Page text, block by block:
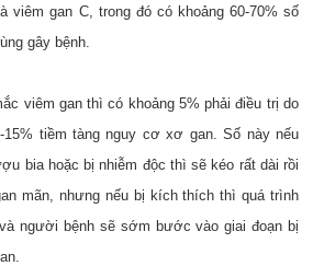
viêm gan C, trong đó có khoảng 60-70% số
gây bệnh.
viêm gan thì có khoảng 5% phải điều trị do
15% tiềm tàng nguy cơ xơ gan. Số này nếu
bia hoặc bị nhiễm độc thì sẽ kéo rất dài rồi
mãn, nhưng nếu bị kích thích thì quá trình
người bệnh sẽ sớm bước vào giai đoạn bị